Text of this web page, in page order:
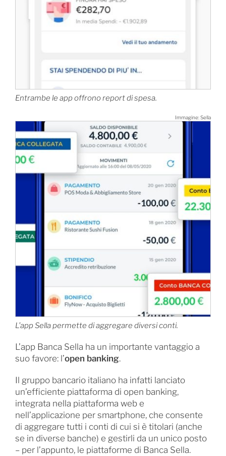
Entrambe le app offrono report di spesa.
Immagine: Sella
L’app Sella permette di aggregare diversi conti.
L’app Banca Sella ha un importante vantaggio a
suo favore: l’open banking.
Il gruppo bancario italiano ha infatti lanciato
un’efficiente piattaforma di open banking,
integrata nella piattaforma web e
nell’applicazione per smartphone, che consente
di aggregare tutti i conti di cui si è titolari (anche
se in diverse banche) e gestirli da un unico posto
– per l’appunto, le piattaforme di Banca Sella.